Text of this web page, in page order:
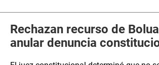
Rechazan recurso de
anular denuncia